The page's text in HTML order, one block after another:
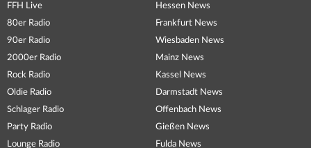
FFH Live
80er Radio
90er Radio
2000er Radio
Rock Radio
Oldie Radio
Schlager Radio
Party Radio
Lounge Radio
Hessen News
Frankfurt News
Wiesbaden News
Mainz News
Kassel News
Darmstadt News
Offenbach News
Gießen News
Fulda News